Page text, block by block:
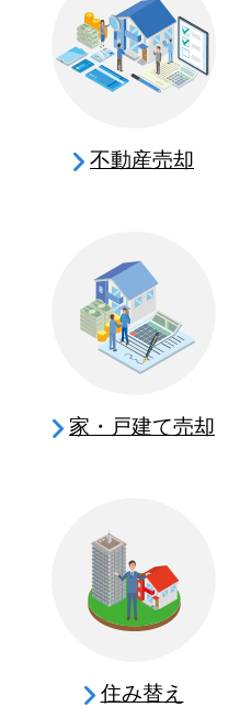
不動産売却
家・戸建て売却
住み替え